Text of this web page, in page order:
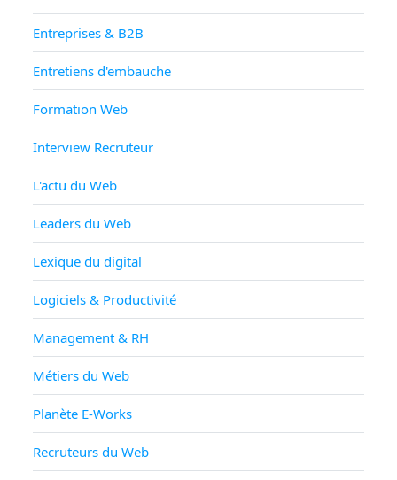
Entreprises & B2B
Entretiens d'embauche
Formation Web
Interview Recruteur
L'actu du Web
Leaders du Web
Lexique du digital
Logiciels & Productivité
Management & RH
Métiers du Web
Planète E-Works
Recruteurs du Web